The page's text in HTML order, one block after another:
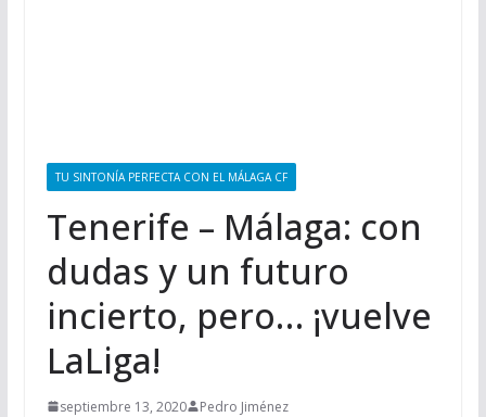
TU SINTONÍA PERFECTA CON EL MÁLAGA CF
Tenerife – Málaga: con
dudas y un futuro
incierto, pero… ¡vuelve
LaLiga!
septiembre 13, 2020 Pedro Jiménez